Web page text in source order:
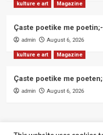
kulture e art Magazine
Çaste poetike me
admin August 6, 2026
kulture e art Magazine
Çaste poetike me
admin August 6, 2026